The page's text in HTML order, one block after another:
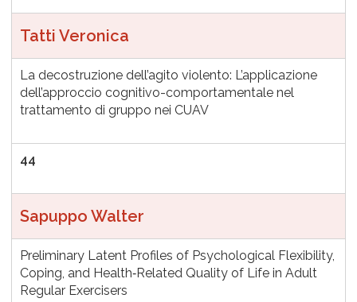
Tatti Veronica
La decostruzione dell’agito violento: L’applicazione
dell’approccio cognitivo-comportamentale nel
trattamento di gruppo nei CUAV
44
Sapuppo Walter
Preliminary Latent Profiles of Psychological Flexibility,
Coping, and Health‑Related Quality of Life in Adult
Regular Exercisers